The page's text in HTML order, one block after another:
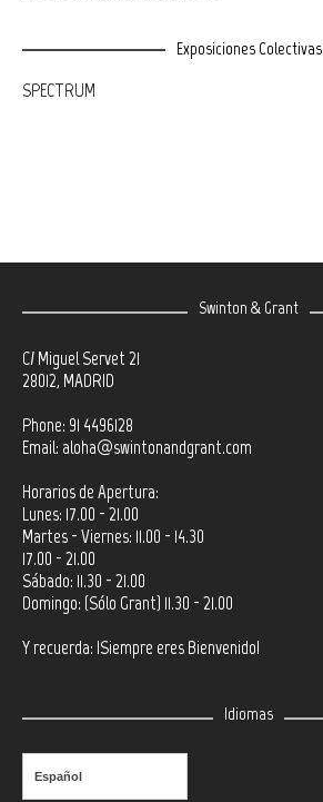
Exposiciones Colectivas
SPECTRUM
Swinton & Grant
C/ Miguel Servet 21
28012, MADRID
Phone: 91 4496128
Email: aloha@swintonandgrant.com
Horarios de Apertura:
Lunes: 17.00 - 21.00
Martes - Viernes: 11.00 - 14.30
17.00 - 21.00
Sábado: 11.30 - 21.00
Domingo: (Sólo Grant) 11.30 - 21.00
Y recuerda: ¡Siempre eres Bienvenido!
Idiomas
Español